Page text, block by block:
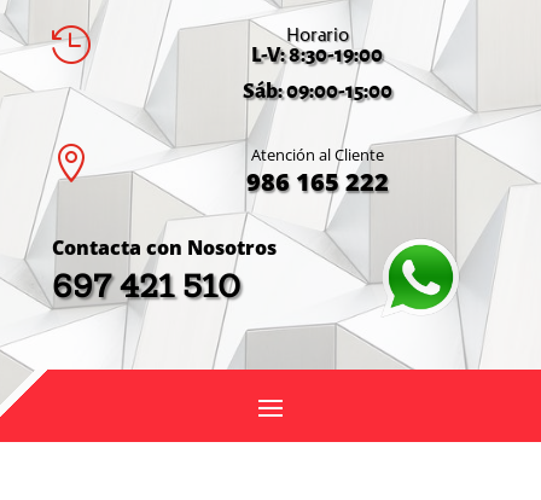
 Horario
L-V: 8:30-19:00
Sáb: 09:00-15:00
 Atención al Cliente
986 165 222
Contacta con Nosotros
697 421 510